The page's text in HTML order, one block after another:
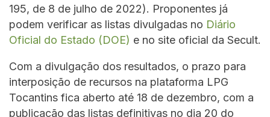
195, de 8 de julho de 2022). Proponentes já
podem verificar as listas divulgadas no Diário
Oficial do Estado (DOE) e no site oficial da Secult.
Com a divulgação dos resultados, o prazo para
interposição de recursos na plataforma LPG
Tocantins fica aberto até 18 de dezembro, com a
publicação das listas definitivas no dia 20 do